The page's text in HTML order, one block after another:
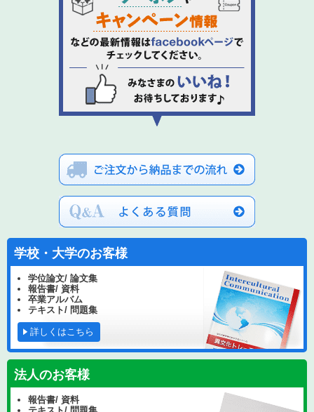
学校・大学のお客様
学位論文/ 論文集
報告書/ 資料
卒業アルバム
テキスト/ 問題集
詳しくはこちら
法人のお客様
報告書/ 資料